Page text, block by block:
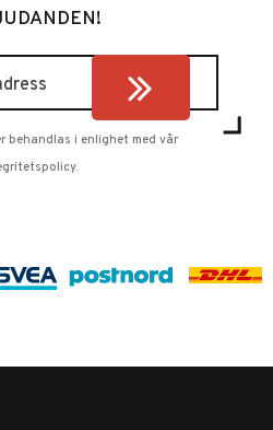
behandlas i enlighet med vår
.